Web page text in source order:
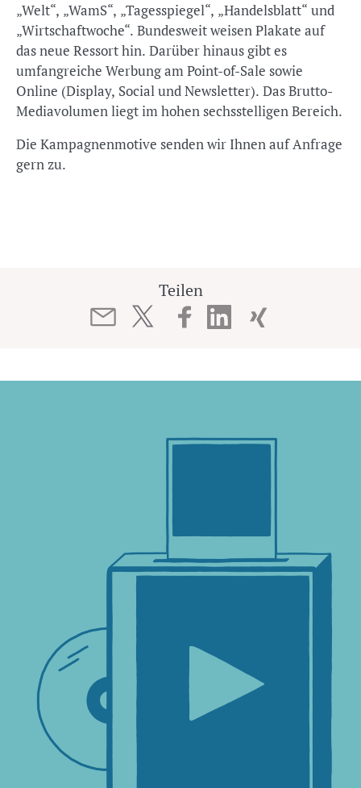
„Welt“, „WamS“, „Tagesspiegel“, „Handelsblatt“ und
„Wirtschaftwoche“. Bundesweit weisen Plakate auf
das neue Ressort hin. Darüber hinaus gibt es
umfangreiche Werbung am Point-of-Sale sowie
Online (Display, Social und Newsletter). Das Brutto-
Mediavolumen liegt im hohen sechsstelligen Bereich.
Die Kampagnenmotive senden wir Ihnen auf Anfrage
gern zu.
Teilen